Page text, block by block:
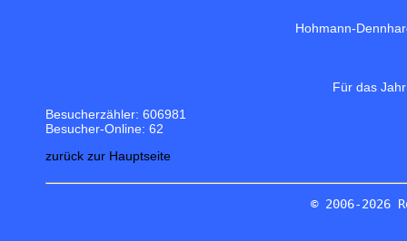
Hohmann-
Für das
Besucherzähler: 606981
Besucher-Online: 62
zurück zur Hauptseite
© 2006-2026